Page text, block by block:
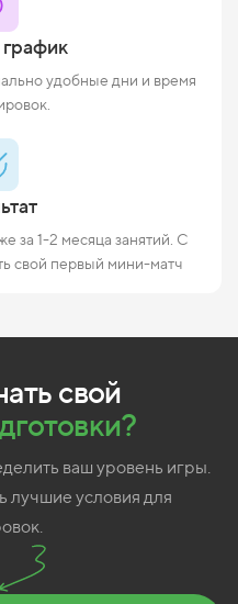
удобные дни и время
за 1-2 месяца занятий. С
свой первый мини-матч
свой
ваш уровень игры.
лучшие условия для